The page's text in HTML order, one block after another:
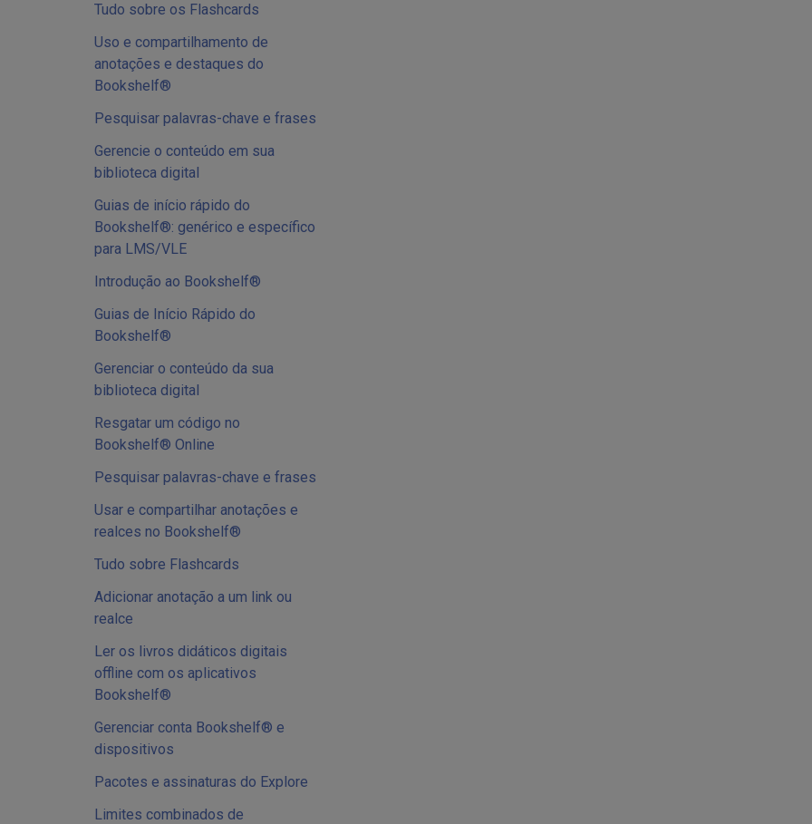
Tudo sobre os Flashcards
Uso e compartilhamento de
anotações e destaques do
Bookshelf®
Pesquisar palavras-chave e frases
Gerencie o conteúdo em sua
biblioteca digital
Guias de início rápido do
Bookshelf®: genérico e específico
para LMS/VLE
Introdução ao Bookshelf®
Guias de Início Rápido do
Bookshelf®
Gerenciar o conteúdo da sua
biblioteca digital
Resgatar um código no
Bookshelf® Online
Pesquisar palavras-chave e frases
Usar e compartilhar anotações e
realces no Bookshelf®
Tudo sobre Flashcards
Adicionar anotação a um link ou
realce
Ler os livros didáticos digitais
offline com os aplicativos
Bookshelf®
Gerenciar conta Bookshelf® e
dispositivos
Pacotes e assinaturas do Explore
Limites combinados de